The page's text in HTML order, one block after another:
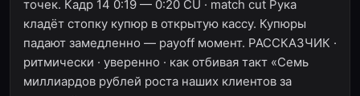
точек. Кадр 14 0:19 — 0:20 CU · match cut Рука
кладёт стопку купюр в открытую кассу. Купюры
падают замедленно — payoff момент. РАССКАЗЧИК ·
ритмически · уверенно · как отбивая такт «Семь
миллиардов рублей роста наших клиентов за